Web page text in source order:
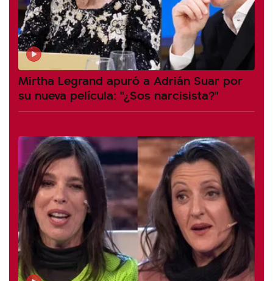
Mirtha Legrand apuró a Adrián Suar por
su nueva película: "¿Sos narcisista?"